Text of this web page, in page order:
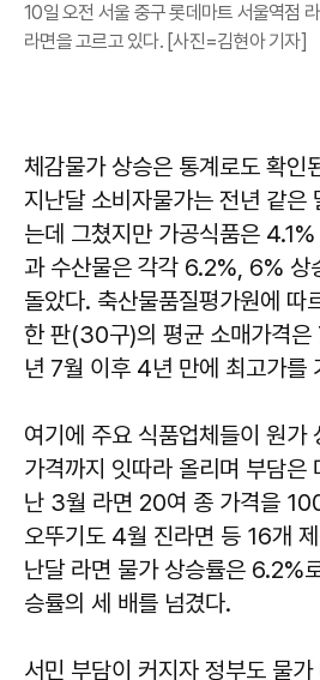
10일 오전 서울 중구 롯데마트 서울역점
라면을 고르고 있다. [사진=김현아 기자]
체감물가 상승은 통계로도 확인
지난달 소비자물가는 전년 같은
는데 그쳤지만 가공식품은
과 수산물은 각각 6.2%, 6% 상
돌았다. 축산물품질평가원에 따
한 판(30구)의 평균 소매가격
년 7월 이후 4년 만에 최고가를
여기에 주요 식품업체들이 원가
가격까지 잇따라 올리며 부담은
난 3월 라면 20여 종 가격을
오뚜기도 4월 진라면 등 16개
난달 라면 물가 상승률은 6.2%
승률의 세 배를 넘겼다.
서민 부담이 커지자 정부도 물